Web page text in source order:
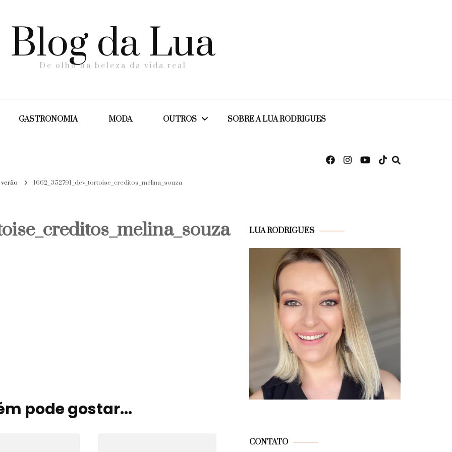
Blog da Lua
De olho na beleza da vida real
GASTRONOMIA MODA OUTROS
Maternidade
Signos
SOBRE A LUA RODRIGUES
1662_352791_dev_tortoise_creditos_melina_souza
pode gostar...
LUA RODRIGUES
CONTATO